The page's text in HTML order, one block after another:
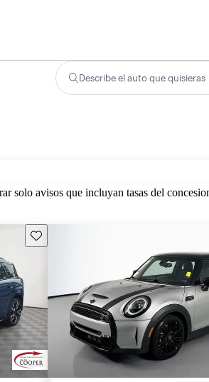
Describe el auto que quisieras
solo avisos que incluyan tasas del
Guarda este Aviso